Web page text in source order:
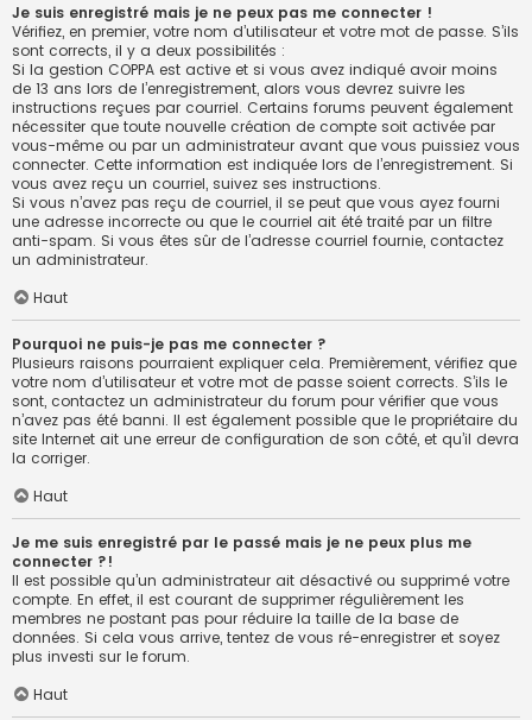
Je suis enregistré mais je ne peux pas me connecter !
Vérifiez, en premier, votre nom d’utilisateur et votre mot de passe. S’ils
sont corrects, il y a deux possibilités :
Si la gestion COPPA est active et si vous avez indiqué avoir moins
de 13 ans lors de l’enregistrement, alors vous devrez suivre les
instructions reçues par courriel. Certains forums peuvent également
nécessiter que toute nouvelle création de compte soit activée par
vous-même ou par un administrateur avant que vous puissiez vous
connecter. Cette information est indiquée lors de l’enregistrement. Si
vous avez reçu un courriel, suivez ses instructions.
Si vous n’avez pas reçu de courriel, il se peut que vous ayez fourni
une adresse incorrecte ou que le courriel ait été traité par un filtre
anti-spam. Si vous êtes sûr de l’adresse courriel fournie, contactez
un administrateur.
Haut
Pourquoi ne puis-je pas me connecter ?
Plusieurs raisons pourraient expliquer cela. Premièrement, vérifiez que
votre nom d’utilisateur et votre mot de passe soient corrects. S’ils le
sont, contactez un administrateur du forum pour vérifier que vous
n’avez pas été banni. Il est également possible que le propriétaire du
site Internet ait une erreur de configuration de son côté, et qu’il devra
la corriger.
Haut
Je me suis enregistré par le passé mais je ne peux plus me
connecter ?!
Il est possible qu’un administrateur ait désactivé ou supprimé votre
compte. En effet, il est courant de supprimer régulièrement les
membres ne postant pas pour réduire la taille de la base de
données. Si cela vous arrive, tentez de vous ré-enregistrer et soyez
plus investi sur le forum.
Haut